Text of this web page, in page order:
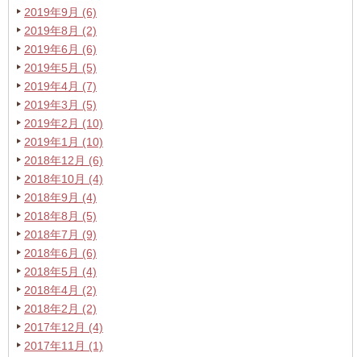
2019年9月 (6)
2019年8月 (2)
2019年6月 (6)
2019年5月 (5)
2019年4月 (7)
2019年3月 (5)
2019年2月 (10)
2019年1月 (10)
2018年12月 (6)
2018年10月 (4)
2018年9月 (4)
2018年8月 (5)
2018年7月 (9)
2018年6月 (6)
2018年5月 (4)
2018年4月 (2)
2018年2月 (2)
2017年12月 (4)
2017年11月 (1)